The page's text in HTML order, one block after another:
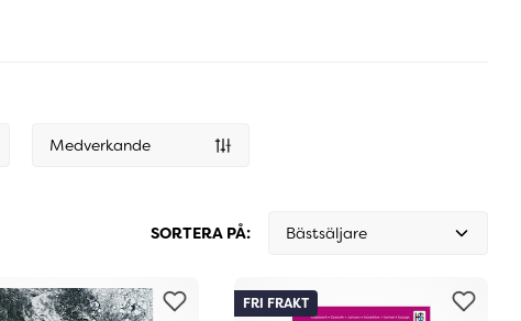
Medverkande
SORTERA PÅ: Bästsäljare
FRI FRAKT